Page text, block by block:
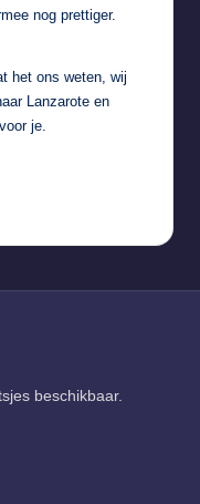
nog prettiger.
het ons weten, wij
Lanzarote en
je.
beschikbaar.